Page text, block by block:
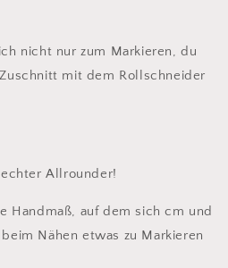
nicht nur zum Markieren, du
mit dem Rollschneider
Allrounder!
Handmaß, auf dem sich cm und
Nähen etwas zu Markieren